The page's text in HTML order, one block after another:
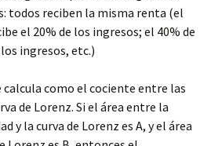
todos reciben la misma renta (el
el 20% de los ingresos; el 40% de
ingresos, etc.)
calcula como el cociente entre las
de Lorenz. Si el área entre la
y la curva de Lorenz es A, y el área